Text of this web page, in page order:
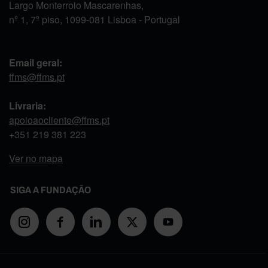
Largo Monterroio Mascarenhas,
nº 1, 7º piso, 1099-081 Lisboa - Portugal
Email geral:
ffms@ffms.pt
Livraria:
apoioaocliente@ffms.pt
+351 219 381 223
Ver no mapa
SIGA A FUNDAÇÃO